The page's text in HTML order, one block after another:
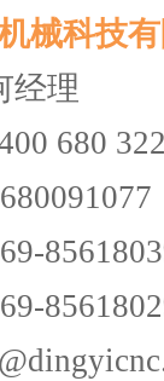
械科技有
经理
680